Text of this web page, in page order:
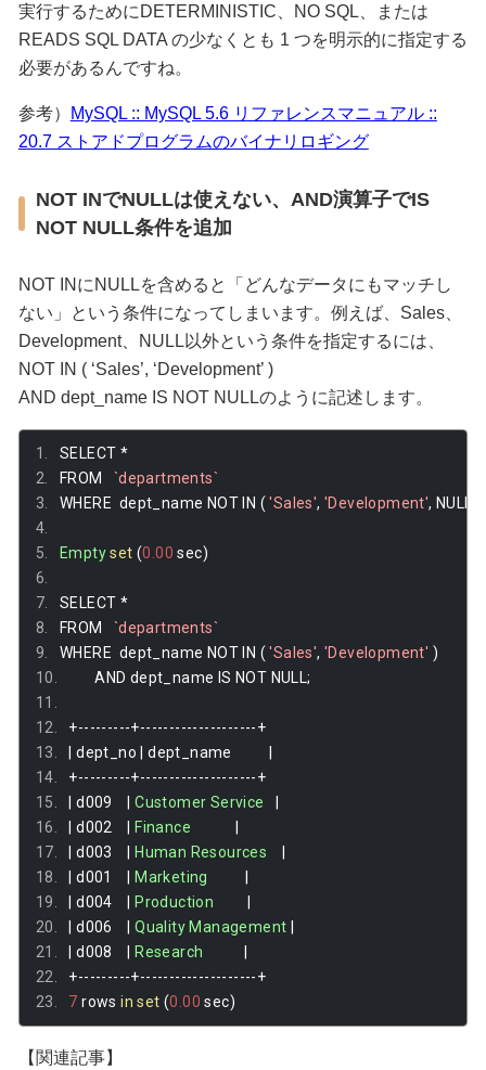
実行するためにDETERMINISTIC、NO SQL、または
READS SQL DATA の少なくとも 1 つを明示的に指定する
必要があるんですね。
参考）
MySQL :: MySQL 5.6 リファレンスマニュアル ::
20.7 ストアドプログラムのバイナリロギング
NOT INでNULLは使えない、AND演算子でIS
NOT NULL条件を追加
NOT INにNULLを含めると「どんなデータにもマッチし
ない」という条件になってしまいます。例えば、Sales、
Development、NULL以外という条件を指定するには、
NOT IN ( ‘Sales’, ‘Development’ )
AND dept_name IS NOT NULLのように記述します。
SELECT *
FROM `departments`
WHERE  dept_name NOT IN ( 'Sales', 'Development', NULL
Empty set (0.00 sec)
SELECT *
FROM `departments`
WHERE  dept_name NOT IN ( 'Sales', 'Development' )
       AND dept_name IS NOT NULL
;
+---------+--------------------+
dept_no dept_name
+---------+--------------------+
d009 Customer Service
d002 Finance
d003 Human Resources
d001 Marketing
d004 Production
d006 Quality Management
d008 Research
+---------+--------------------+
7 rows in set (0.00 sec)
【関連記事】